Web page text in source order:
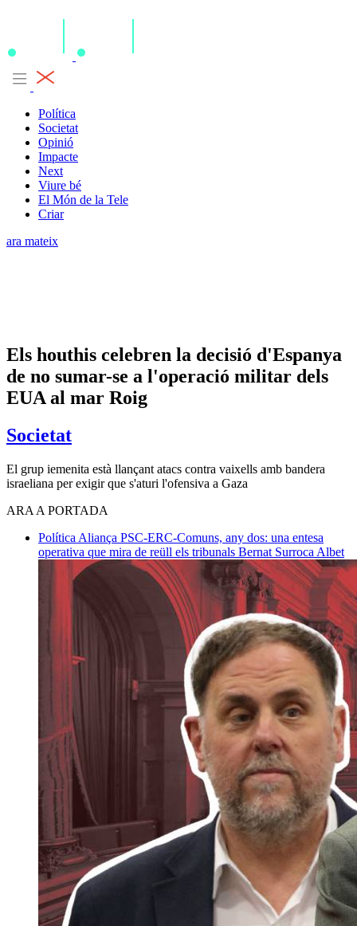
Política
Societat
Opinió
Impacte
Next
Viure bé
El Món de la Tele
Criar
ara mateix
Els houthis celebren la decisió d'Espanya
de no sumar-se a l'operació militar dels
EUA al mar Roig
Societat
El grup iemenita està llançant atacs contra vaixells amb bandera
israeliana per exigir que s'aturi l'ofensiva a Gaza
ARA A PORTADA
Política Aliança PSC-ERC-Comuns, any dos: una entesa
operativa que mira de reüll els tribunals Bernat Surroca Albet